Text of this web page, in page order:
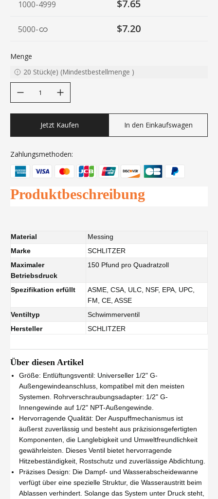
1000-4999 $7.65
5000- $7.20
Menge
20 Stück(e) (Mindestbestellmenge )
Jetzt Kaufen In den Einkaufswagen
Zahlungsmethoden:
Produktbeschreibung
Material
Messing
Marke
SCHLITZER
Maximaler
Betriebsdruck
150 Pfund pro Quadratzoll
Spezifikation erfüllt
ASME, CSA, ULC, NSF, EPA, UPC,
FM, CE, ASSE
Ventiltyp
Schwimmerventil
Hersteller
SCHLITZER
Über diesen Artikel
Größe: Entlüftungsventil: Universeller 1/2" G-
Außengewindeanschluss, kompatibel mit den meisten
Systemen. Rohrverschraubungsadapter: 1/2" G-
Innengewinde auf 1/2" NPT-Außengewinde.
Hervorragende Qualität: Der Auspuffmechanismus ist
äußerst zuverlässig und besteht aus präzisionsgefertigten
Komponenten, die Langlebigkeit und Umweltfreundlichkeit
gewährleisten. Dieses Ventil bietet hervorragende
Hitzebeständigkeit, Rostschutz und zuverlässige Abdichtung.
Präzises Design: Die Dampf- und Wasserabscheidewanne
verfügt über eine spezielle Struktur, die Wasseraustritt beim
Ablassen verhindert. Solange das System unter Druck steht,